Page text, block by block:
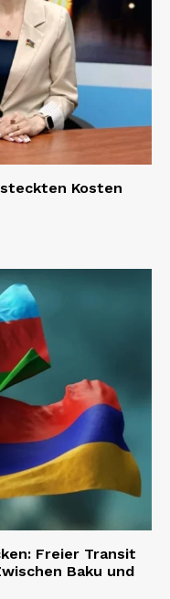
Kosten
Freier Transit
Baku und